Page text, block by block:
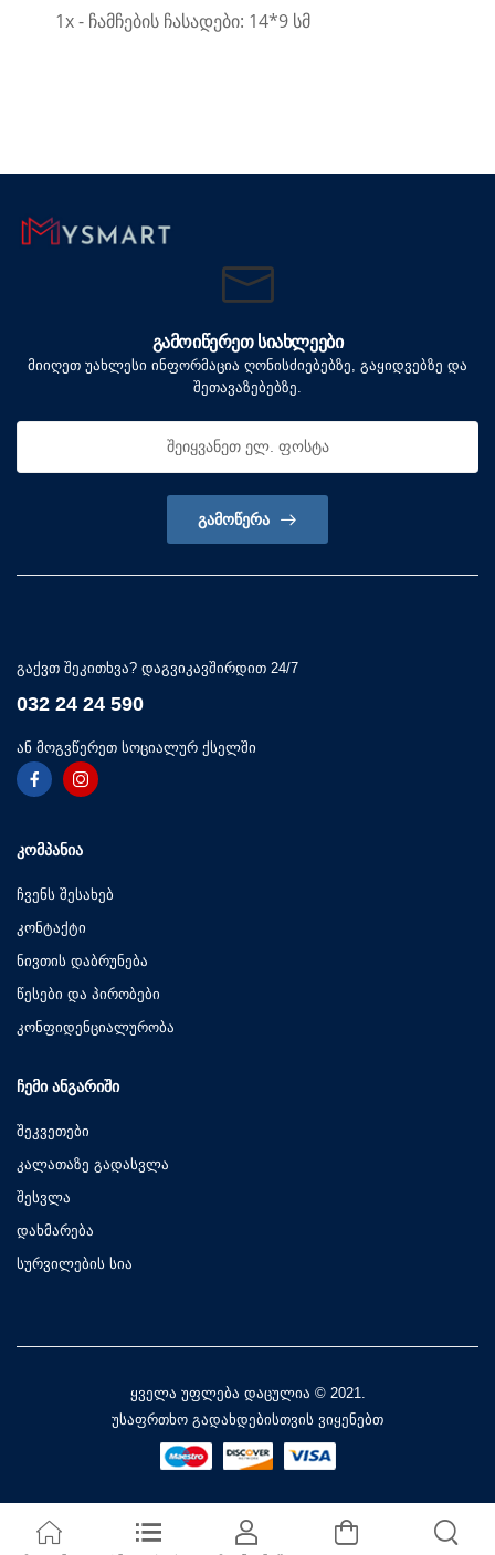
1x - ჩამჩების ჩასადები: 14*9 სმ
ᲒᲐᲛᲝᲘᲬᲔᲠᲔᲗ ᲡᲘᲐᲮᲚᲔᲔᲑᲘ
მიიღეთ უახლესი ინფორმაცია ღონისძიებებზე, გაყიდვებზე და
შეთავაზებებზე.
ᲒᲐᲛᲝᲬᲔᲠᲐ
გაქვთ შეკითხვა? დაგვიკავშირდით 24/7
032 24 24 590
ან მოგვწერეთ სოციალურ ქსელში
ᲙᲝᲛᲞᲐᲜᲘᲐ
ჩვენს შესახებ
კონტაქტი
ნივთის დაბრუნება
წესები და პირობები
კონფიდენციალურობა
ᲩᲔᲛᲘ ᲐᲜᲒᲐᲠᲘᲨᲘ
შეკვეთები
კალათაზე გადასვლა
შესვლა
დახმარება
სურვილების სია
ყველა უფლება დაცულია © 2021.
უსაფრთხო გადახდებისთვის ვიყენებთ